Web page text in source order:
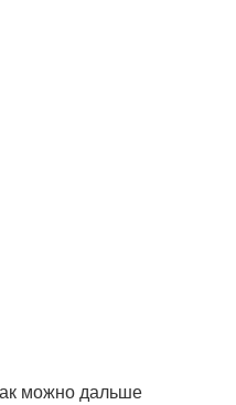
можно дальше